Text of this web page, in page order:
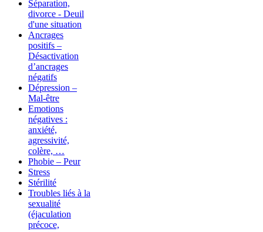
Séparation,
divorce - Deuil
d'une situation
Ancrages
positifs –
Désactivation
d’ancrages
négatifs
Dépression –
Mal-être
Emotions
négatives :
anxiété,
agressivité,
colère, …
Phobie – Peur
Stress
Stérilité
Troubles liés à la
sexualité
(éjaculation
précoce,